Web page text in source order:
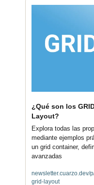
¿Qué son los
Layout?
Explora todas las
mediante ejemplos
un grid container,
avanzadas
newsletter.cuarzo.dev/
grid-layout